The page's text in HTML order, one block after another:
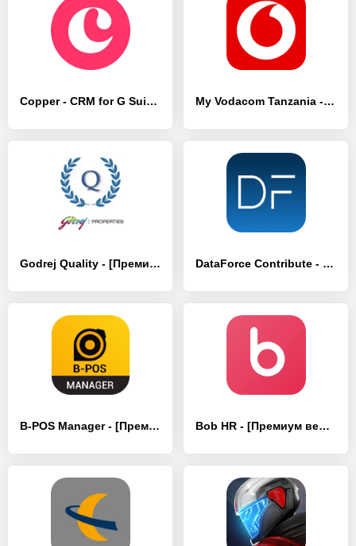
Copper - CRM for G Suite - [Премиум версия] My Vodacom Tanzania - [Премиум версия]
Godrej Quality - [Премиум версия] DataForce Contribute - [Премиум версия]
B-POS Manager - [Премиум версия] Bob HR - [Премиум версия]